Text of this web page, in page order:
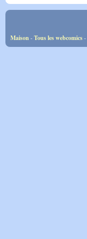
Maison-Tous les webcomics-